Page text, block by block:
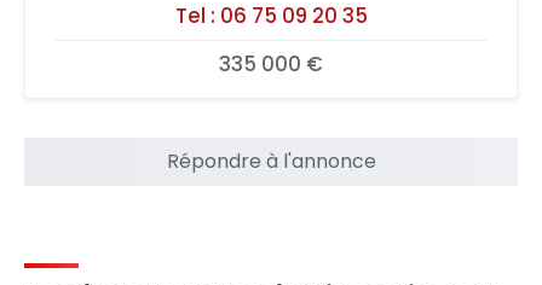
Tel : 06 75 09 20 35
335 000 €
Répondre à l'annonce